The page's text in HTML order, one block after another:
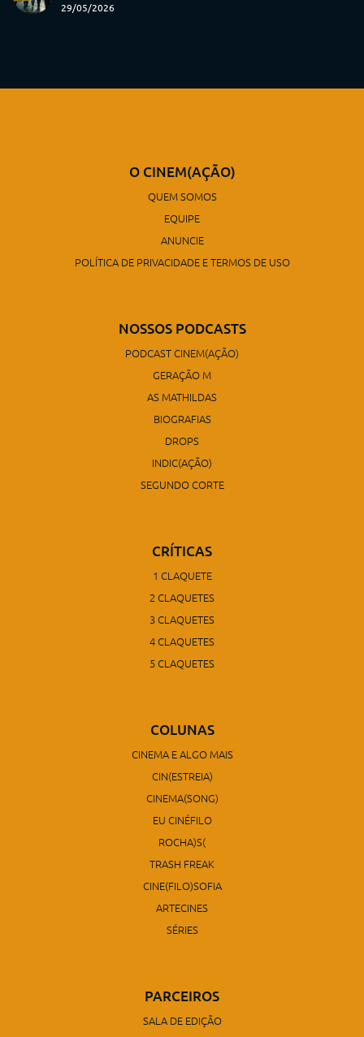
29/05/2026
O CINEM(AÇÃO)
QUEM SOMOS
EQUIPE
ANUNCIE
POLÍTICA DE PRIVACIDADE E TERMOS DE USO
NOSSOS PODCASTS
PODCAST CINEM(AÇÃO)
GERAÇÃO M
AS MATHILDAS
BIOGRAFIAS
DROPS
INDIC(AÇÃO)
SEGUNDO CORTE
CRÍTICAS
1 CLAQUETE
2 CLAQUETES
3 CLAQUETES
4 CLAQUETES
5 CLAQUETES
COLUNAS
CINEMA E ALGO MAIS
CIN(ESTREIA)
CINEMA(SONG)
EU CINÉFILO
ROCHA)S(
TRASH FREAK
CINE(FILO)SOFIA
ARTECINES
SÉRIES
PARCEIROS
SALA DE EDIÇÃO